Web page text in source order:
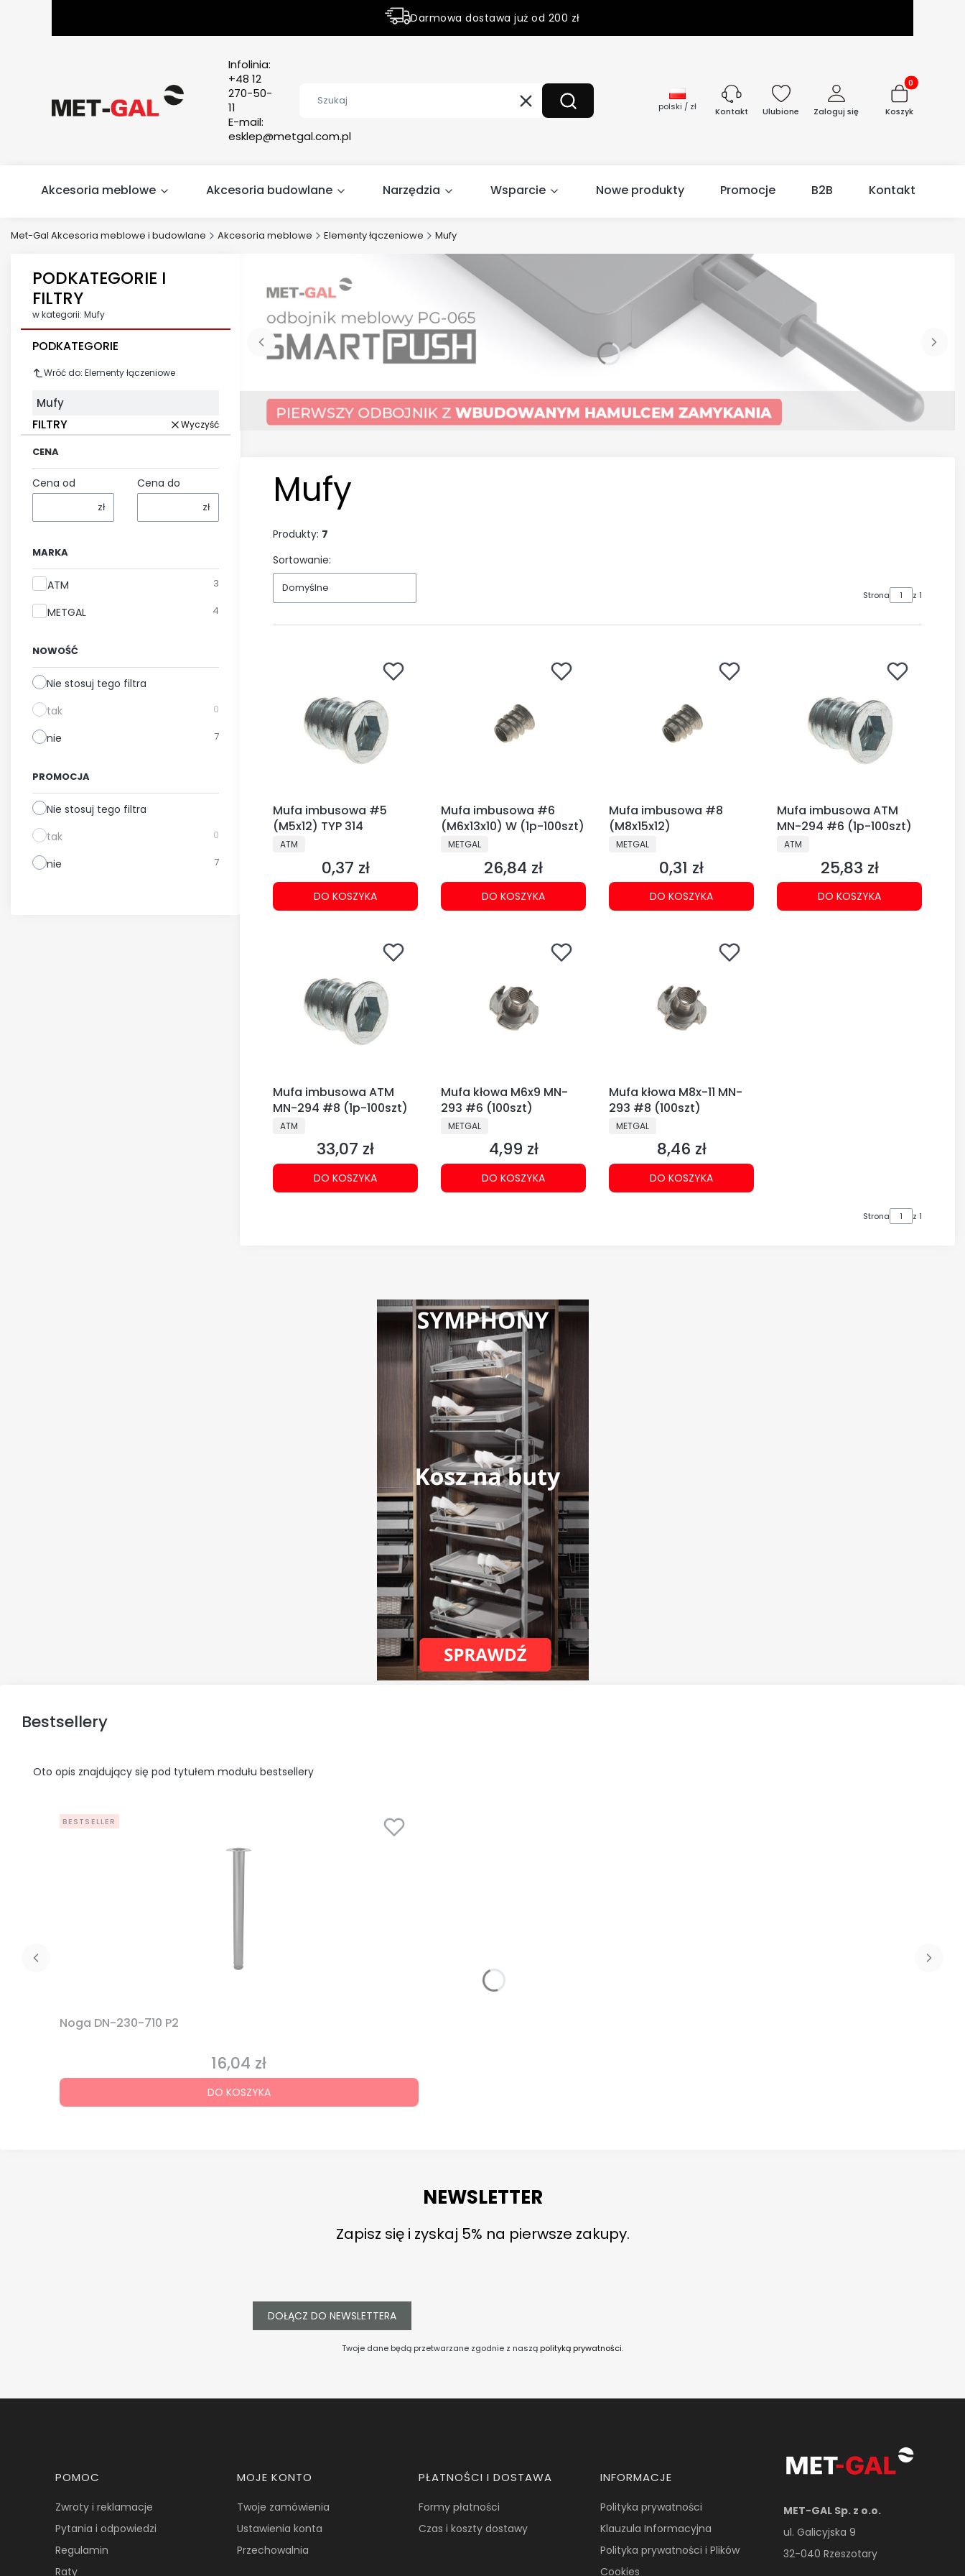
Darmowa dostawa już od 200 zł
Infolinia:
+48 12
270-50-
11
E-mail:
esklep@metgal.com.pl
WyczyśćSzukaj polski / zł Kontakt Ulubione Zaloguj się
Produkty w
Koszyk
Akcesoria meblowe Akcesoria budowlane Narzędzia Wsparcie Nowe produkty Promocje B2B Kontakt
Met-Gal Akcesoria meblowe i budowlane Akcesoria meblowe Elementy łączeniowe Mufy
PODKATEGORIE I
FILTRY
w kategorii: Mufy
PODKATEGORIE
Wróć do: Elementy łączeniowe
Mufy
FILTRY Wyczyść
CENA
Cena od
zł
Cena do
zł
MARKA
Marka
ATM 3
METGAL 4
NOWOŚĆ
Nie stosuj tego filtra
tak
0
nie 7
PROMOCJA
Nie stosuj tego filtra
tak
0
nie 7
Mufy
Produkty: 7
Sortowanie:
Domyślne
Strona z 1
Mufa imbusowa #5
(M5x12) TYP 314
PRODUCENT
ATM
Cena
0,37 zł
DO KOSZYKA
Mufa imbusowa #6
(M6x13x10) W (1p-100szt)
PRODUCENT
METGAL
Cena
26,84 zł
DO KOSZYKA
Mufa imbusowa #8
(M8x15x12)
PRODUCENT
METGAL
Cena
0,31 zł
DO KOSZYKA
Mufa imbusowa ATM
MN-294 #6 (1p-100szt)
PRODUCENT
ATM
Cena
25,83 zł
DO KOSZYKA
Mufa imbusowa ATM
MN-294 #8 (1p-100szt)
PRODUCENT
ATM
Cena
33,07 zł
DO KOSZYKA
Mufa kłowa M6x9 MN-
293 #6 (100szt)
PRODUCENT
METGAL
Cena
4,99 zł
DO KOSZYKA
Mufa kłowa M8x-11 MN-
293 #8 (100szt)
PRODUCENT
METGAL
Cena
8,46 zł
DO KOSZYKA
Strona z 1
Bestsellery
Oto opis znajdujący się pod tytułem modułu bestsellery
BESTSELLER
Noga DN-230-710 P2
Cena
16,04 zł
DO KOSZYKA
NEWSLETTER
Zapisz się i zyskaj 5% na pierwsze zakupy.
DOŁĄCZ DO NEWSLETTERA
Twoje dane będą przetwarzane zgodnie z naszą polityką prywatności.
Linki w stopce
POMOC
Zwroty i reklamacje
Pytania i odpowiedzi
Regulamin
Raty
MOJE KONTO
Twoje zamówienia
Ustawienia konta
Przechowalnia
PŁATNOŚCI I DOSTAWA
Formy płatności
Czas i koszty dostawy
INFORMACJE
Polityka prywatności
Klauzula Informacyjna
Polityka prywatności i Plików
Cookies
MET-GAL Sp. z o.o.
ul. Galicyjska 9
32-040 Rzeszotary